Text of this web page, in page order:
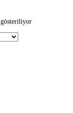
gösteriliyor